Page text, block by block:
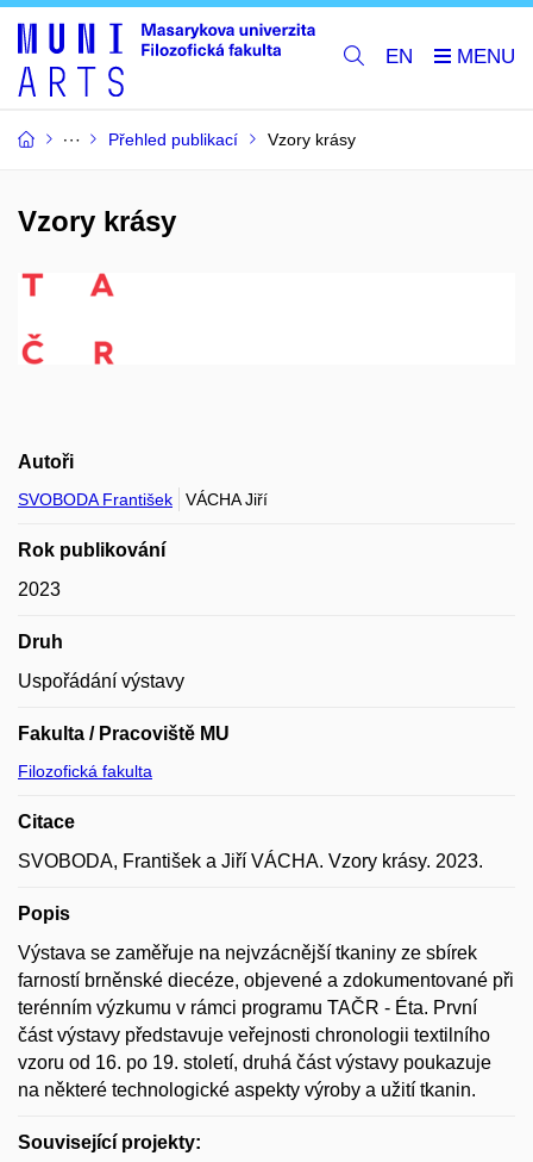
EN
Přehled publikací Vzory krásy
Vzory krásy
Autoři
SVOBODA František VÁCHA Jiří
Rok publikování
2023
Druh
Uspořádání výstavy
Fakulta / Pracoviště MU
Filozofická fakulta
Citace
SVOBODA, František a Jiří VÁCHA. Vzory krásy. 2023.
Popis
Výstava se zaměřuje na nejvzácnější tkaniny ze sbírek
farností brněnské diecéze, objevené a zdokumentované při
terénním výzkumu v rámci programu TAČR - Éta. První
část výstavy představuje veřejnosti chronologii textilního
vzoru od 16. po 19. století, druhá část výstavy poukazuje
na některé technologické aspekty výroby a užití tkanin.
Související projekty: